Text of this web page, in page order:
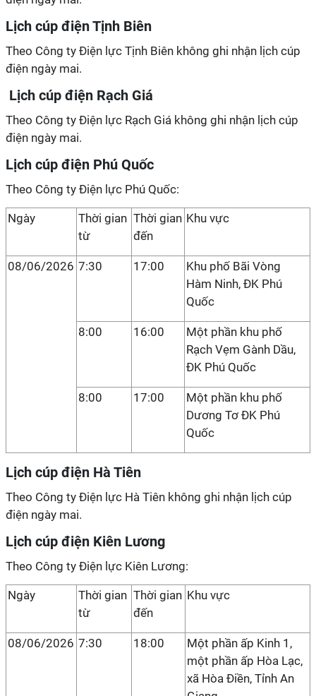
Lịch cúp điện Tịnh Biên
Theo Công ty Điện lực Tịnh Biên không ghi nhận lịch cúp
điện ngày mai.
Lịch cúp điện Rạch Giá
Theo Công ty Điện lực Rạch Giá không ghi nhận lịch cúp
điện ngày mai.
Lịch cúp điện Phú Quốc
Theo Công ty Điện lực Phú Quốc:
Ngày
Thời gian
từ
Thời gian
đến
Khu vực
08/06/2026 7:30 17:00
Khu phố Bãi Vòng
Hàm Ninh, ĐK Phú
Quốc
8:00 16:00
Một phần khu phố
Rạch Vẹm Gành Dầu,
ĐK Phú Quốc
8:00 17:00
Một phần khu phố
Dương Tơ ĐK Phú
Quốc
Lịch cúp điện Hà Tiên
Theo Công ty Điện lực Hà Tiên không ghi nhận lịch cúp
điện ngày mai.
Lịch cúp điện Kiên Lương
Theo Công ty Điện lực Kiên Lương:
Ngày
Thời gian
từ
Thời gian
đến
Khu vực
08/06/2026 7:30 18:00
Một phần ấp Kinh 1,
một phần ấp Hòa Lạc,
xã Hòa Điền, Tỉnh An